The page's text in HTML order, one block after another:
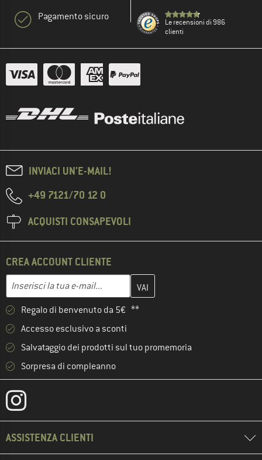
Pagamento sicuro
Le recensioni di 986
clienti
INVIACI UN'E-MAIL!
+49 7121/70 12 0
ACQUISTI CONSAPEVOLI
CREA ACCOUNT CLIENTE
Indirizzo e-mail
Inserisci qui il tuo indirizzo e-mail e crea il tuo account cliente
Regalo di benvenuto da 5€ **
Accesso esclusivo a sconti
Salvataggio dei prodotti sul tuo promemoria
Sorpresa di compleanno
ASSISTENZA CLIENTI